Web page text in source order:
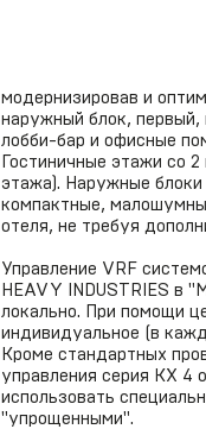
модернизировав и
наружный блок,
лобби-бар и офисные
Гостиничные этажи со
этажа). Наружные
компактные,
отеля, не требуя
Управление VRF
HEAVY INDUSTRIES в
локально. При помощи
индивидуальное (в
Кроме стандартных
управления серия КХ 4
использовать
"упрощенными".